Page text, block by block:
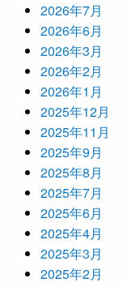
2026年7月
2026年6月
2026年3月
2026年2月
2026年1月
2025年12月
2025年11月
2025年9月
2025年8月
2025年7月
2025年6月
2025年4月
2025年3月
2025年2月